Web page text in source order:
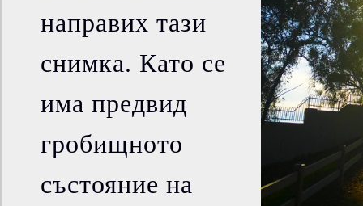
направих тази
снимка. Като се
има предвид
гробищното
състояние на